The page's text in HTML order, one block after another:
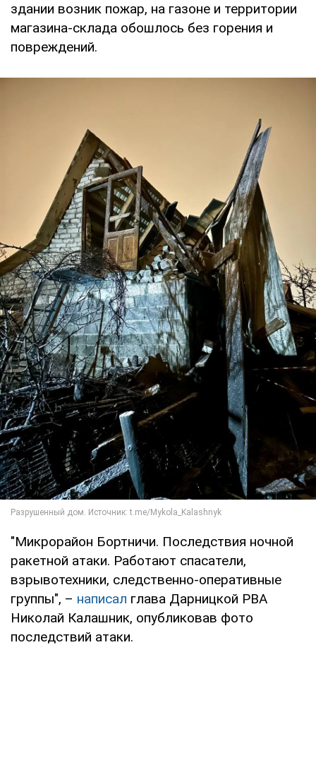
здании возник пожар, на газоне и территории
магазина-склада обошлось без горения и
повреждений.
"Микрорайон Бортничи. Последствия ночной
ракетной атаки. Работают спасатели,
взрывотехники, следственно-оперативные
группы", – написал глава Дарницкой РВА
Николай Калашник, опубликовав фото
последствий атаки.